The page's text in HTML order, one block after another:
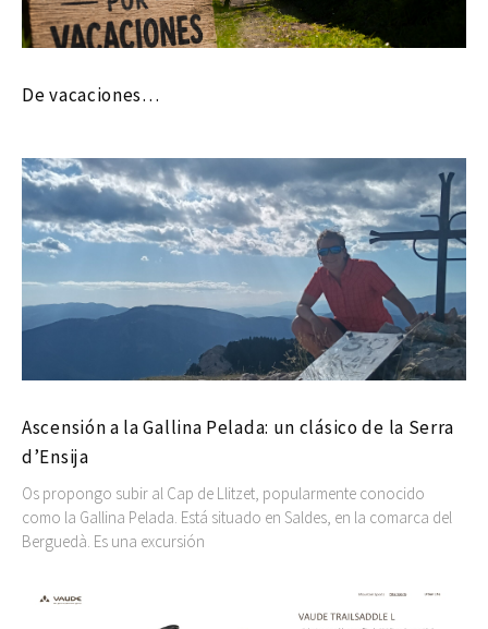
De vacaciones…
Ascensión a la Gallina Pelada: un clásico de la Serra
d’Ensija
Os propongo subir al Cap de Llitzet, popularmente conocido
como la Gallina Pelada. Está situado en Saldes, en la comarca del
Berguedà. Es una excursión